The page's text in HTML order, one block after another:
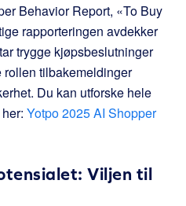
Behavior Report, «To Buy
rapporteringen avdekker
trygge kjøpsbeslutninger
rollen tilbakemeldinger
Du kan utforske hele
Yotpo 2025 AI Shopper
Viljen til